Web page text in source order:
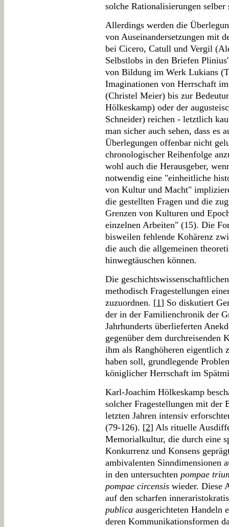
solche Rationalisierungen
Allerdings werden die
von Auseinandersetzungen mit
bei Cicero, Catull und Vergil
Selbstlobs in den Briefen
von Bildung im Werk Lukians
Imaginationen von Herrschaft
(Christel Meier) bis zur
Hölkeskamp) oder der
Schneider) reichen - letztlich
man sicher auch sehen, dass es
Überlegungen offenbar nicht
chronologischer Reihenfolge
wohl auch die Herausgeber,
notwendig eine "einheitliche
von Kultur und Macht"
die gestellten Fragen und die
Grenzen von Kulturen und
einzelnen Arbeiten" (15). Die
bisweilen fehlende Kohärenz
die auch die allgemeinen
hinwegtäuschen können.
Die
methodisch Fragestellungen
zuzuordnen. [1] So diskutiert
der in der Familienchronik der
Jahrhunderts überlieferten
gegenüber dem durchreisenden
ihm als Ranghöheren eigentlich
haben soll, grundlegende
königlicher Herrschaft im
Karl-Joachim Hölkeskamp
solcher Fragestellungen mit der
letzten Jahren intensiv
(79-126). [2] Als rituelle
Memorialkultur, die durch eine
Konkurrenz und Konsens
ambivalenten Sinndimensionen
in den untersuchten pompae
pompae circensis wieder. Diese
auf den scharfen
publica ausgerichteten Handeln
deren Kommunikationsformen